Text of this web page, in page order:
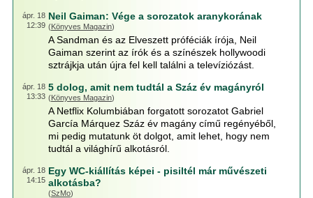
ápr. 18
12:39
Neil Gaiman: Vége a sorozatok aranykorának
(Könyves Magazin)
A Sandman és az Elveszett próféciák írója, Neil
Gaiman szerint az írók és a színészek hollywoodi
sztrájkja után újra fel kell találni a televíziózást.
ápr. 18
13:33
5 dolog, amit nem tudtál a Száz év magányról
(Könyves Magazin)
A Netflix Kolumbiában forgatott sorozatot Gabriel
García Márquez Száz év magány című regényéből,
mi pedig mutatunk öt dolgot, amit lehet, hogy nem
tudtál a világhírű alkotásról.
ápr. 18
14:15
Egy WC-kiállítás képei - pisiltél már művészeti
alkotásba?
(SzMo)